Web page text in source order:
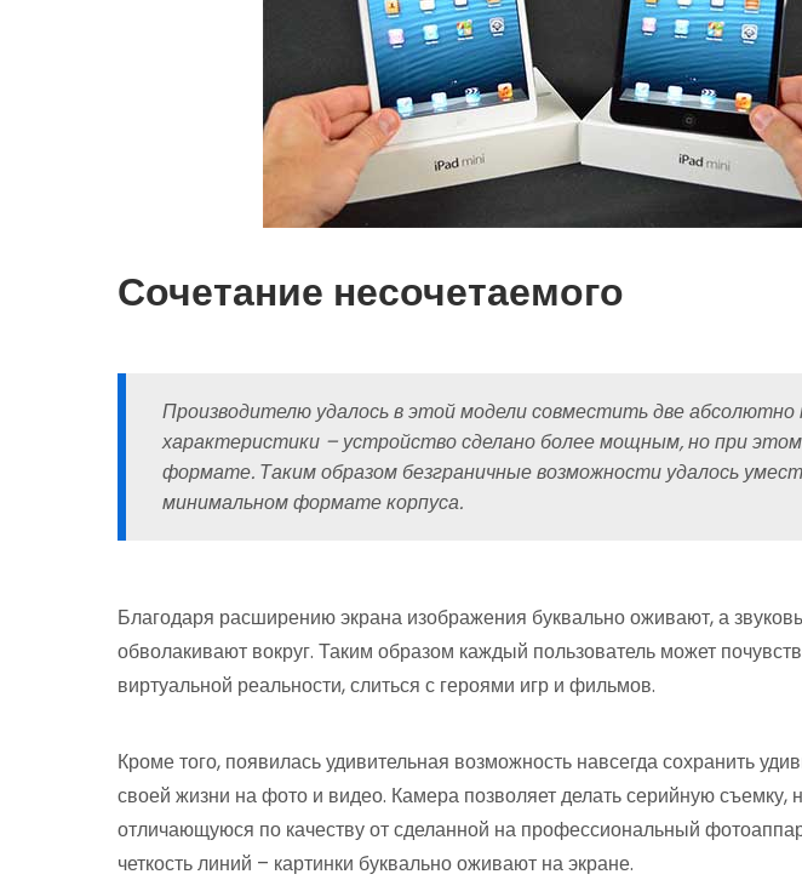
Сочетание несочетаемого
Производителю удалось в этой модели совместить две
характеристики – устройство сделано более мощным, но при
формате. Таким образом безграничные возможности удалось
минимальном формате корпуса.
Благодаря расширению экрана изображения буквально оживают, а
обволакивают вокруг. Таким образом каждый пользователь может
виртуальной реальности, слиться с героями игр и фильмов.
Кроме того, появилась удивительная возможность навсегда сохранить
своей жизни на фото и видео. Камера позволяет делать серийную съемку,
отличающуюся по качеству от сделанной на профессиональный
четкость линий – картинки буквально оживают на экране.